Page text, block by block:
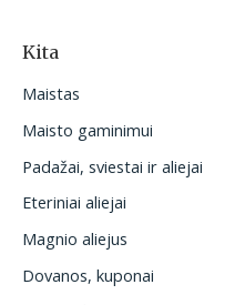
Kita
Maistas
Maisto gaminimui
Padažai, sviestai ir aliejai
Eteriniai aliejai
Magnio aliejus
Dovanos, kuponai